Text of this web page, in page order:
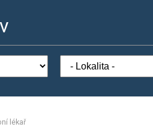
lékař